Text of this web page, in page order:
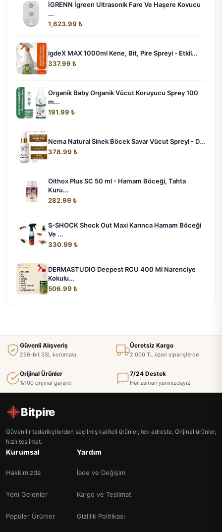
İGRENN İgreen Ultrasonik Fare Ve Haşere Kovucu
...
1,623.99 ₺
igdeX MAX 1000ml Kene, Bit, Pire Spreyi - Etkil...
337.99 ₺
Organik Baby Organik Vücut Koruyucu Sprey 100
m...
191.99 ₺
Nema Natural Sinek Böcek Savar Vücut Spreyi - D...
378.99 ₺
Oithox Plus SC 50 ml - Hamam Böceği, Tahta
Kuru...
282.99 ₺
S-SHOCK Shock Out Maxi Karınca Hamam Böceği
Ve ...
330.99 ₺
DERMASTUDIO Deepest RCU 400 Ml Narenciye
Kokulu...
506.99 ₺
Güvenli Alışveriş
256-bit SSL koruması
Ücretsiz Kargo
2.000 TL üzeri siparişlerde
Orijinal Ürünler
%100 orijinal garanti
7/24 Destek
Her zaman yanınızdayız
Bitpire
Güvenilir tedarikçilerden seçilmiş kaliteli ürünler, tek adreste. Orijinal ürünler,
hızlı teslimat.
Kurumsal
Hakkımızda
Yeni Gelenler
Popüler Ürünler
Yardım
İade ve Değişim
Kargo ve Teslimat
Gizlilik Politikası